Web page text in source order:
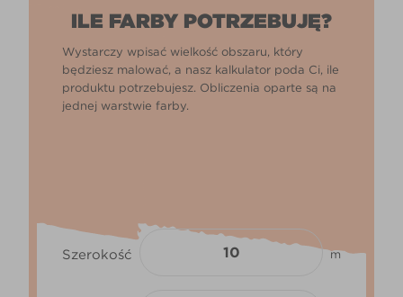
ILE FARBY POTRZEBUJĘ?
Wystarczy wpisać wielkość obszaru, który
będziesz malować, a nasz kalkulator poda Ci, ile
produktu potrzebujesz. Obliczenia oparte są na
jednej warstwie farby.
Szerokość m